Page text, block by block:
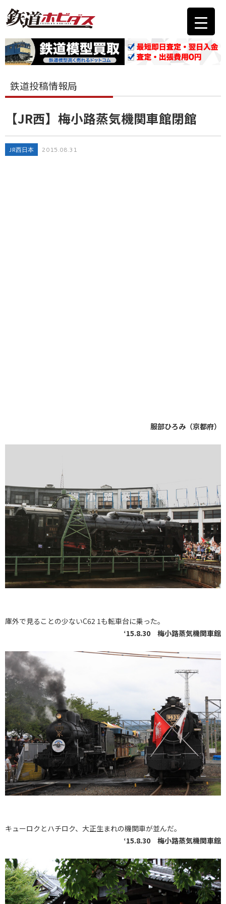
鉄道投稿情報局
【JR西】梅小路蒸気機関車館閉館
JR西日本 2015.08.31
服部ひろみ（京都府）
庫外で見ることの少ないC62 1も転車台に乗った。
‘15.8.30 梅小路蒸気機関車館
キューロクとハチロク、大正生まれの機関車が並んだ。
‘15.8.30 梅小路蒸気機関車館